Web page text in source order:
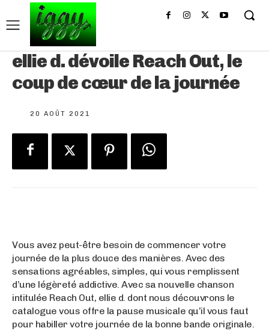
ellie d. dévoile Reach Out, le
coup de cœur de la journée
20 AOÛT 2021
Vous avez peut-être besoin de commencer votre
journée de la plus douce des manières. Avec des
sensations agréables, simples, qui vous remplissent
d’une légèreté addictive. Avec sa nouvelle chanson
intitulée Reach Out, ellie d. dont nous découvrons le
catalogue vous offre la pause musicale qu’il vous faut
pour habiller votre journée de la bonne bande originale.